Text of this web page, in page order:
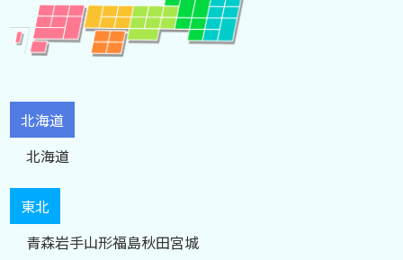
北海道
北海道
東北
青森岩手山形福島秋田宮城